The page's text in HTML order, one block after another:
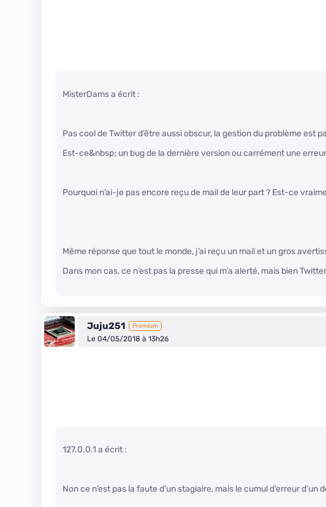
MisterDams a écrit :
Pas cool de Twitter d’être aussi obscur, la gestion du problème est
Est-ce&nbsp; un bug de la dernière version ou carrément une
Pourquoi n’ai-je pas encore reçu de mail de leur part ? Est-ce
Même réponse que tout le monde, j’ai reçu un mail et un gros
Dans mon cas, ce n’est pas la presse qui m’a alerté, mais bien
Juju251 Premium
Le 04/05/2018 à 13h26
127.0.0.1 a écrit :
Non ce n’est pas la faute d’un stagiaire, mais le cumul d’erreur d’un